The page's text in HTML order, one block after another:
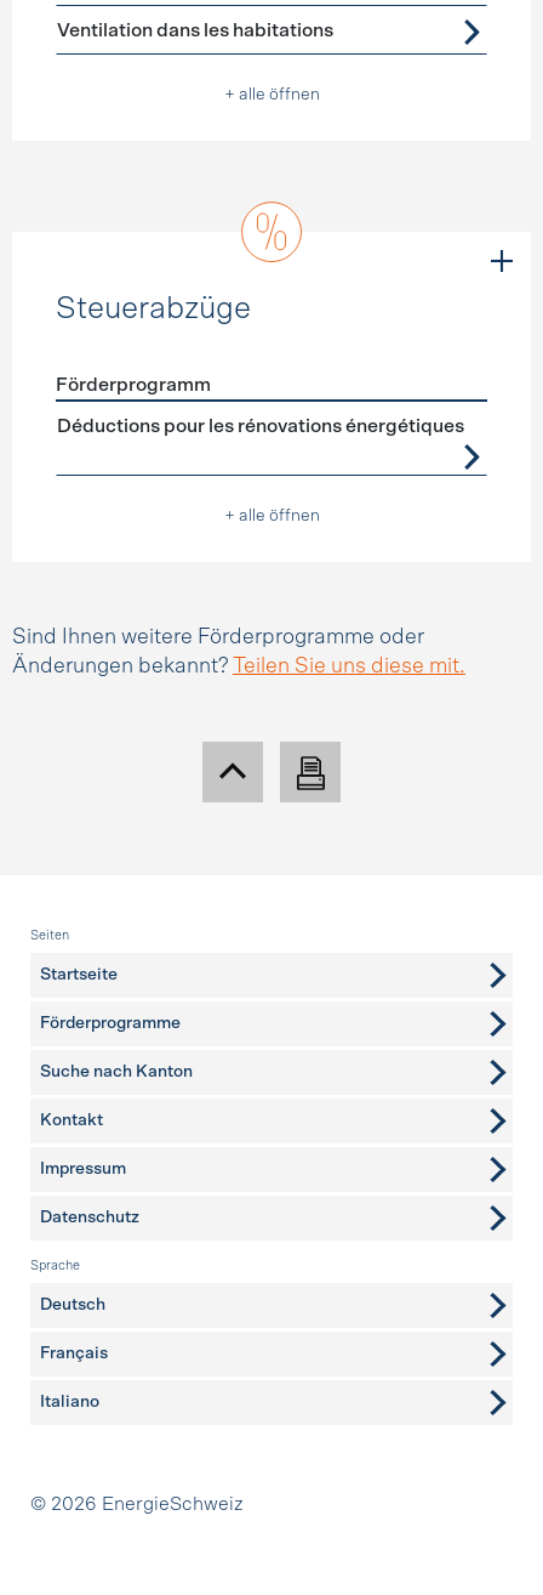
Ventilation dans les habitations
+ alle öffnen
Steuerabzüge
Förderprogramme Steuerabzüge
Förderprogramm
Déductions pour les rénovations énergétiques
+ alle öffnen
Sind Ihnen weitere Förderprogramme oder
Änderungen bekannt?
Teilen Sie uns diese mit.
Fusszeile
Seiten
Startseite
Förderprogramme
Suche nach Kanton
weitere Seiten
Kontakt
Impressum
Datenschutz
Sprache
Deutsch
Français
Italiano
Partner
© 2026 EnergieSchweiz